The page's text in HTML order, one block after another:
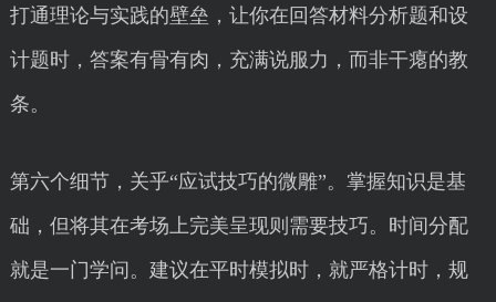
打通理论与实践的壁垒，让你在回答材料分析题和设
计题时，答案有骨有肉，充满说服力，而非干瘪的教
条。
第六个细节，关乎“应试技巧的微雕”。掌握知识是基
础，但将其在考场上完美呈现则需要技巧。时间分配
就是一门学问。建议在平时模拟时，就严格计时，规